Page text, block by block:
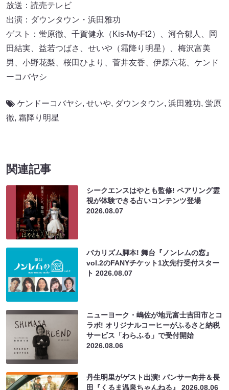
放送：読売テレビ
出演：ダウンタウン・浜田雅功
ゲスト：蛍原徹、千賀健永（Kis-My-Ft2）、河合郁人、岡
田結実、益若つばさ、せいや（霜降り明星）、梅沢富美
男、小野花梨、桜田ひより、菅井友香、伊原六花、ケンド
ーコバヤシ
ケンドーコバヤシ, せいや, ダウンタウン, 浜田雅功, 蛍原
徹, 霜降り明星
関連記事
シークエンスはやとも監修! ペアリング霊
視が体験できる占いコンテンツ登場
2026.08.07
バカリズム脚本! 舞台『ノンレムの窓』
vol.2のFANYチケット1次先行受付スター
ト2026.08.07
ニューヨーク・嶋佐が地元富士吉田市とコ
ラボ! オリジナルコーヒーがふるさと納税
サービス「わらふる」で受付開始
2026.08.06
丹生明里がゲスト出演! パンサー向井＆長
田『くるま温泉ちゃんねる』2026.08.06